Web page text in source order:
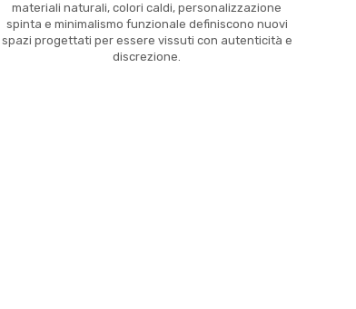
materiali naturali, colori caldi, personalizzazione
spinta e minimalismo funzionale definiscono nuovi
spazi progettati per essere vissuti con autenticità e
discrezione.